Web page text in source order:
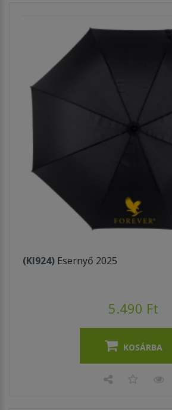
(KI924) Esernyő 2025
5.490 Ft
KOSÁRBA